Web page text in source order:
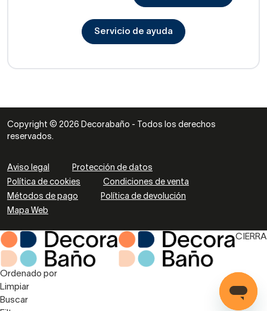
Servicio de ayuda
Copyright © 2026 Decorabaño - Todos los derechos
reservados.
Aviso legal
Protección de datos
Política de cookies
Condiciones de venta
Métodos de pago
Política de devolución
Mapa Web
CIERRA
Ordenado por
Limpiar
Buscar